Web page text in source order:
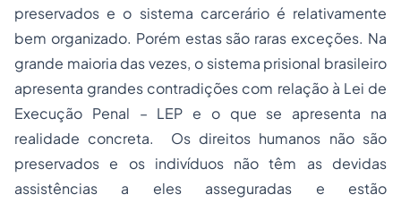
preservados e o sistema carcerário é relativamente
bem organizado. Porém estas são raras exceções. Na
grande maioria das vezes, o sistema prisional brasileiro
apresenta grandes contradições com relação à Lei de
Execução Penal – LEP e o que se apresenta na
realidade concreta. Os direitos humanos não são
preservados e os indivíduos não têm as devidas
assistências a eles asseguradas e estão